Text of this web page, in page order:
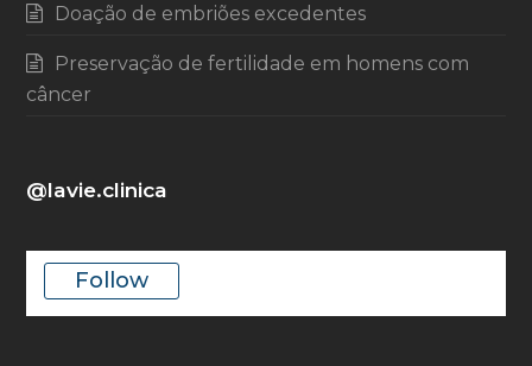
Doação de embriões excedentes
Preservação de fertilidade em homens com
câncer
@lavie.clinica
Follow